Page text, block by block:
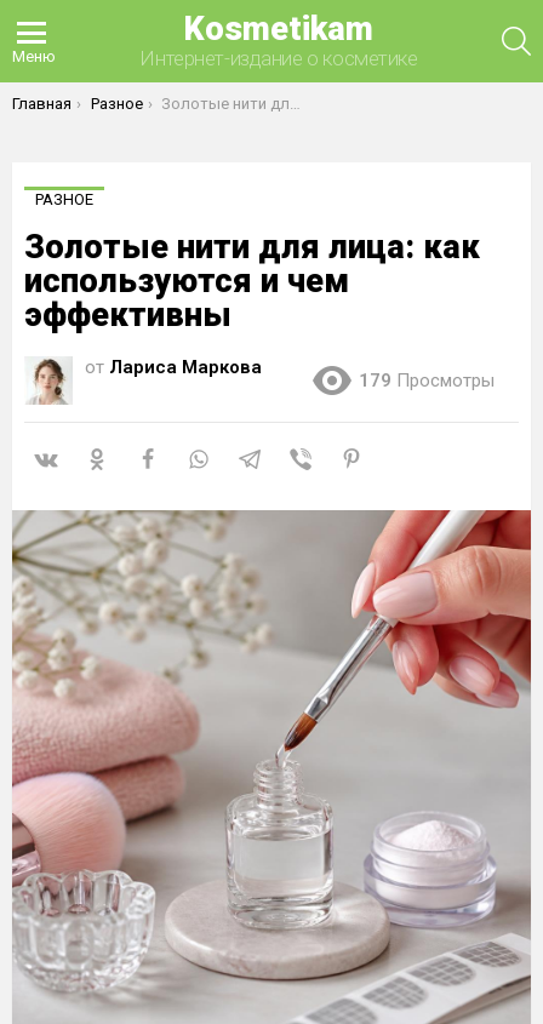
Меню
Kosmetikam
Интернет-издание о косметике
Вы здесь:
Главная Разное Золотые нити для лица: как используются и чем эффективны
РАЗНОЕ
Золотые нити для лица: как
используются и чем
эффективны
от Лариса Маркова
179 Просмотры